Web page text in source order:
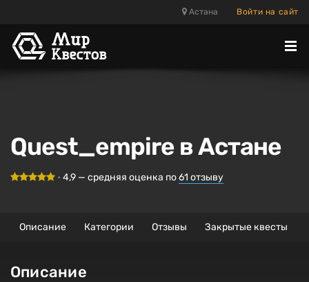
Астана Войти на сайт
Quest_empire в Астане
• 4,9 — средняя оценка по61 отзыву
Описание Категории Отзывы Закрытые квесты
Описание